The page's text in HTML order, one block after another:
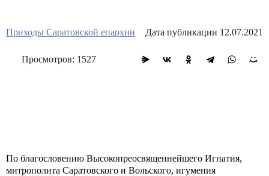
Приходы Саратовской епархии Дата публикации 12.07.2021
Просмотров: 1527
По благословению Высокопреосвященнейшего Игнатия,
митрополита Саратовского и Вольского, игумения